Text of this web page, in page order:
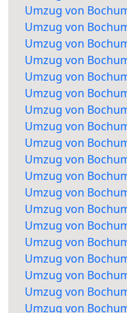
Umzug von
Umzug von
Umzug von
Umzug von
Umzug von
Umzug von
Umzug von
Umzug von
Umzug von
Umzug von
Umzug von
Umzug von
Umzug von
Umzug von
Umzug von
Umzug von
Umzug von
Umzug von
Umzug von